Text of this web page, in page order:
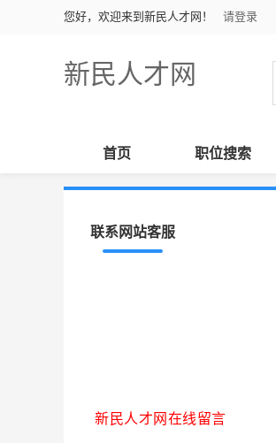
您好，欢迎来到新民人才网！ 请登录
新民人才网
首页 职位搜索
联系网站客服
新民人才网在线留言